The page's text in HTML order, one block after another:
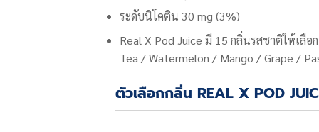
ระดับนิโคติน 30 mg (3%)
Real X Pod Juice มี 15 กลิ่นรสชาติให้เลือ
Tea / Watermelon / Mango / Grape /
ตัวเลือกกลิ่น REAL X POD